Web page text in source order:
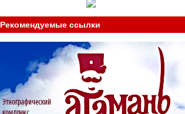
Рекомендуемые ссылки